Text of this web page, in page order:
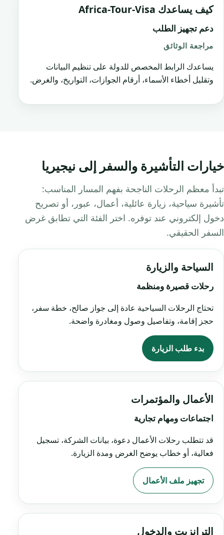
كيف يساعدك Africa-Tour-Visa
دعم تجهيز الطلب
مراجعة الوثائق
يساعدك الرابط المخصص للدولة على تنظيم البيانات
وتقليل أخطاء الأسماء، أرقام الجوازات، التواريخ، والغرض.
خيارات التأشيرة والسفر إلى نيجيريا
تبدأ معظم الرحلات الناجحة بفهم المسار المناسب:
تأشيرة سياحية، زيارة عائلية، أعمال، عبور، أو تصريح
دخول إلكتروني عند توفره. اختر الفئة التي تطابق غرض
السفر الحقيقي.
السياحة والزيارة
رحلات قصيرة ومنظمة
تحتاج الرحلات السياحية عادة إلى جواز صالح، خطة سفر،
حجز إقامة، وتفاصيل وصول ومغادرة واضحة.
بدء طلب الزيارة
الأعمال والمؤتمرات
اجتماعات ومهام تجارية
قد تتطلب رحلات الأعمال دعوة، بيانات الشركة، تسجيل
فعالية، أو خطاب يوضح الغرض ومدة الزيارة.
تجهيز ملف الأعمال
الترانزيت والدخول